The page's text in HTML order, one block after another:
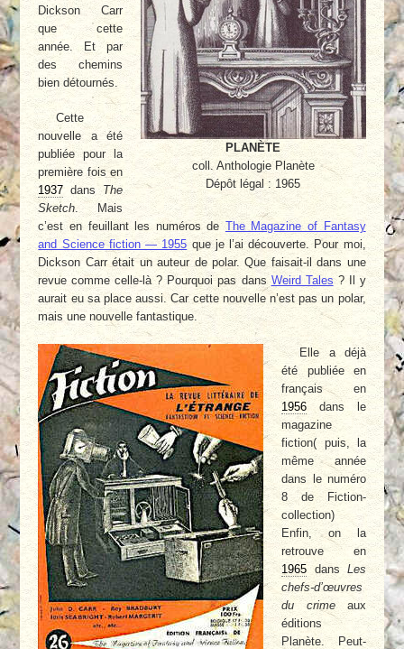
PLANÈTE
coll. Anthologie Planète
Dépôt légal : 1965
Dickson Carr
que cette
année. Et par
des chemins
bien détournés.
Cette
nouvelle a été
publiée pour la
première fois en
1937 dans The
Sketch. Mais
c’est en feuillant les numéros de The Magazine of Fantasy
and Science fiction — 1955 que je l’ai découverte. Pour moi,
Dickson Carr était un auteur de polar. Que faisait-il dans une
revue comme celle-là ? Pourquoi pas dansWeird Tales? Il y
aurait eu sa place aussi. Car cette nouvelle n’est pas un polar,
mais une nouvelle fantastique.
Elle a déjà
été publiée en
français en
1956 dans le
magazine
fiction( puis, la
même année
dans le numéro
8 de Fiction-
collection)
Enfin, on la
retrouve en
1965 dans Les
chefs-d’œuvres
du crimeaux
éditions
Planète. Peut-